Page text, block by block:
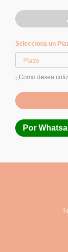
Selecciona un
¿Como desea
Por